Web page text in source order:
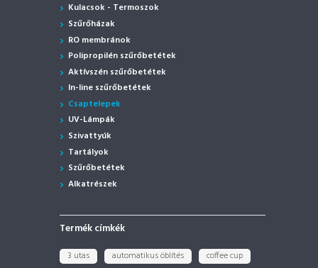
Kulacsok - Termoszok
Szűrőházak
RO membránok
Polipropilén szűrőbetétek
Aktívszén szűrőbetétek
In-line szűrőbetétek
Csaptelepek
UV-Lámpák
Szivattyúk
Tartályok
Szűrőbetétek
Alkatrészek
Termék címkék
3 utas automatikus öblítés
coffee cup